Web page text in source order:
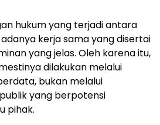
hukum yang terjadi antara
kerja sama yang disertai
yang jelas. Oleh karena itu,
dilakukan melalui
bukan melalui
yang berpotensi
pihak.